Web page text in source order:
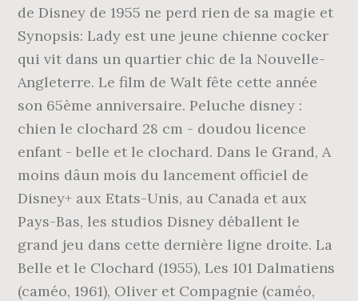
de Disney de 1955 ne perd rien de sa magie et
Synopsis: Lady est une jeune chienne cocker
qui vit dans un quartier chic de la Nouvelle-
Angleterre. Le film de Walt fête cette année
son 65ème anniversaire. Peluche disney :
chien le clochard 28 cm - doudou licence
enfant - belle et le clochard. Dans le Grand, A
moins dâun mois du lancement officiel de
Disney+ aux Etats-Unis, au Canada et aux
Pays-Bas, les studios Disney déballent le
grand jeu dans cette dernière ligne droite. La
Belle et le Clochard (1955), Les 101 Dalmatiens
(caméo, 1961), Oliver et Compagnie (caméo,